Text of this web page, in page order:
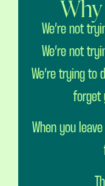
We’re not
We’re not
We’re trying to
forget
When you